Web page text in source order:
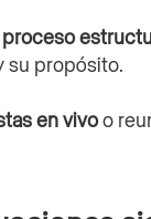
su propósito.
en vivo o